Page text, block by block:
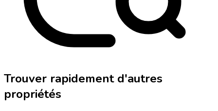
Trouver rapidement d'autres
propriétés